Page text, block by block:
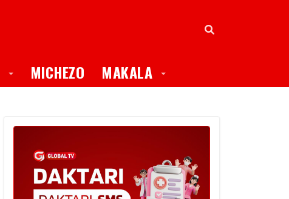
Toggle Dropdown
MICHEZO MAKALA Toggle Dropdown